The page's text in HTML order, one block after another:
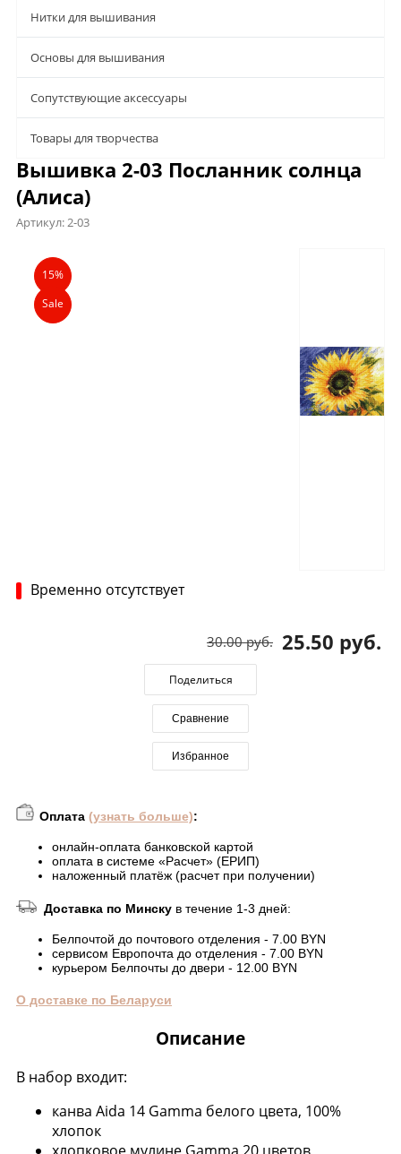
Нитки для вышивания
Основы для вышивания
Сопутствующие аксессуары
Товары для творчества
Вышивка 2-03 Посланник солнца
(Алиса)
Артикул:2-03
Описание
15%
Sale
Временно отсутствует
25.50 руб.
30.00 руб.
Поделиться
Сравнение
Избранное
Оплата (узнать больше):
онлайн-оплата банковской картой
оплата в системе «Расчет» (ЕРИП)
наложенный платёж (расчет при получении)
Доставка по Минску в течение 1-3 дней:
Белпочтой до почтового отделения - 7.00 BYN
сервисом Европочта до отделения - 7.00 BYN
курьером Белпочты до двери - 12.00 BYN
О доставке по Беларуси
Описание
В набор входит:
канва Aida 14 Gamma белого цвета, 100%
хлопок